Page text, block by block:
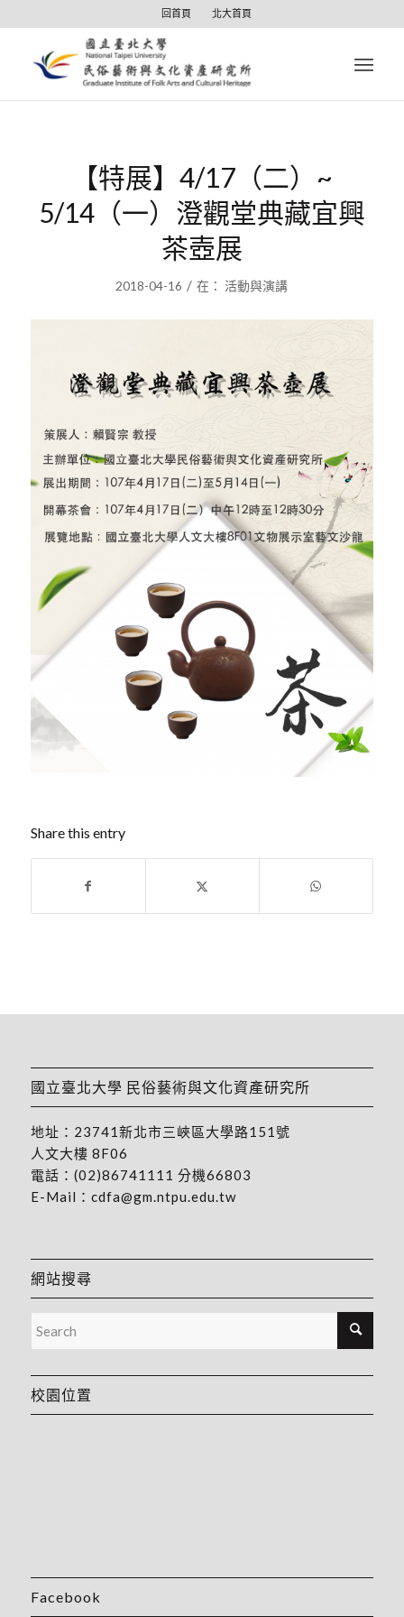
回首頁 北大首頁
【特展】4/17（二）~
5/14（一）澄觀堂典藏宜興
茶壺展
2018-04-16 / 在：活動與演講
Share this entry
國立臺北大學 民俗藝術與文化資產研究所
地址： 23741新北市三峽區大學路151號
人文大樓 8F06
電話： (02)86741111 分機66803
E-Mail： cdfa@gm.ntpu.edu.tw
網站搜尋
校園位置
Facebook